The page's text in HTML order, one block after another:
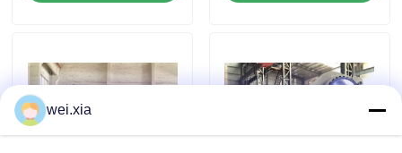
Casi
wei.xia